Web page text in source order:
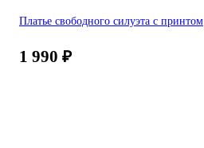
Платье свободного силуэта с принтом
1 990 ₽